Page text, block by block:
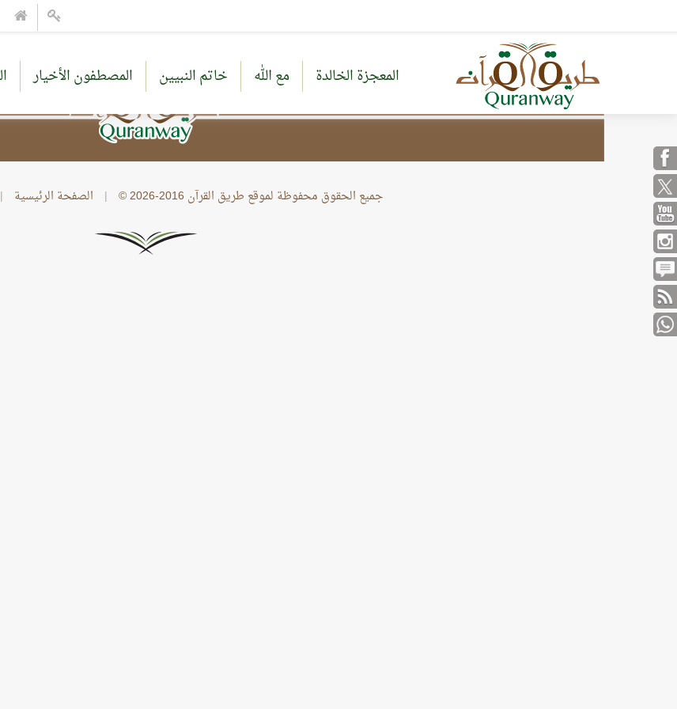
المعجزة الخالدة مع الله خاتم النبيين المصطفون الأخيار
من نحن
جميع الحقوق محفوظة لموقع طريق القرآن 2016-2026 © | الصفحة الرئيسية |